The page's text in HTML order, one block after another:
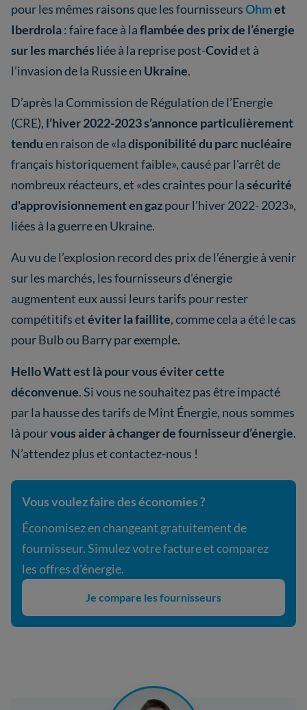
pour les mêmes raisons que les fournisseursOhmet
Iberdrola: faire face à laflambée des prix de l’énergie
sur les marchés liée à la reprise post-Covidet à
l’invasion de la Russie en Ukraine.
D’après la Commission de Régulation de l’Energie
(CRE), l’hiver 2022-2023 s’annonce particulièrement
tenduen raison de «ladisponibilité du parc nucléaire
français historiquement faible», causé par l'arrêt de
nombreux réacteurs, et «des craintes pour lasécurité
d'approvisionnement en gazpour l'hiver 2022- 2023»,
liées à la guerre en Ukraine.
Au vu de l’explosion record des prix de l’énergie à venir
sur les marchés, les fournisseurs d’énergie
augmentent eux aussi leurs tarifs pour rester
compétitifs etéviter la faillite, comme cela a été le cas
pour Bulb ou Barry par exemple.
Hello Watt est là pour vous éviter cette
déconvenue. Si vous ne souhaitez pas être impacté
par la hausse des tarifs de Mint Énergie, nous sommes
là pourvous aider à changer de fournisseur d’énergie.
N’attendez plus et contactez-nous !
Vous voulez faire des économies ?
Économisez en changeant gratuitement de
fournisseur. Simulez votre facture et comparez
les offres d'énergie.
Je compare les fournisseurs